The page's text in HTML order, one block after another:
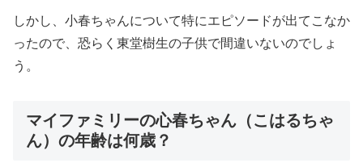
しかし、小春ちゃんについて特にエピソードが出てこなか
ったので、恐らく東堂樹生の子供で間違いないのでしょ
う。
マイファミリーの心春ちゃん（こはるちゃ
ん）の年齢は何歳？